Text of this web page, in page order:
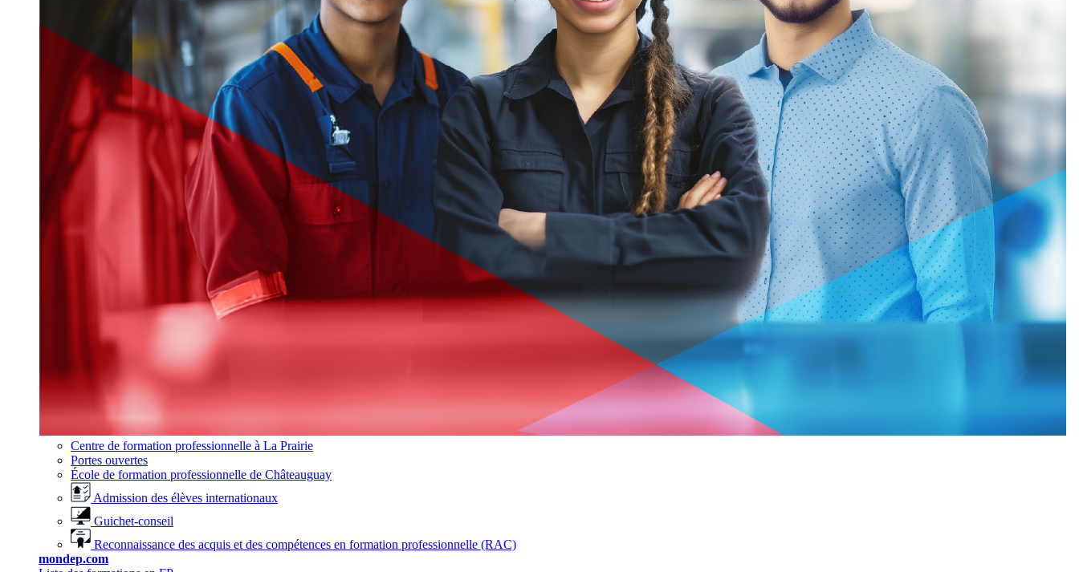
Centre de formation professionnelle à La Prairie
Portes ouvertes
École de formation professionnelle de Châteauguay
Admission des élèves internationaux
Guichet-conseil
Reconnaissance des acquis et des compétences en formation professionnelle (RAC)
mondep.com